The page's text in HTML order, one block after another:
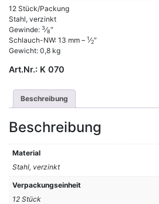
12 Stück/Packung
Stahl, verzinkt
Gewinde: 3⁄8″
Schlauch-NW: 13 mm – 1⁄2″
Gewicht: 0,8 kg
Art.Nr.: K 070
Beschreibung
Beschreibung
Material
Stahl, verzinkt
Verpackungseinheit
12 Stück